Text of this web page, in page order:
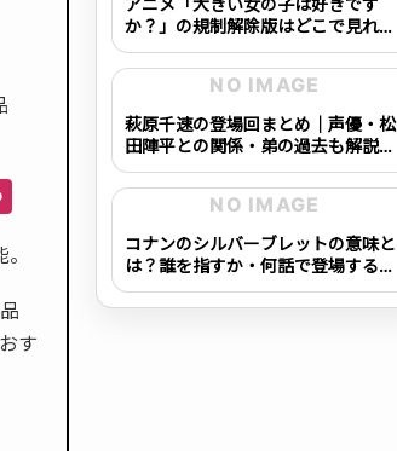
す
アニメ「大きい女の子は好きです
か？」の規制解除版はどこで見れ
る？配信状況を確認！
NO IMAGE
萩原千速の登場回まとめ｜声優・松
田陣平との関係・弟の過去も解説
【コナン】
NO IMAGE
コナンのシルバーブレットの意味と
は？誰を指すか・何話で登場するか
を完全解説